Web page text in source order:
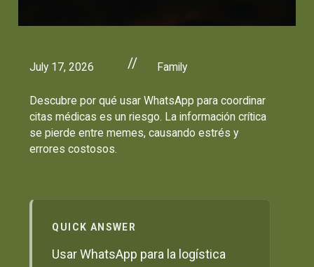
July 17, 2026 // Family
Descubre por qué usar WhatsApp para coordinar
citas médicas es un riesgo. La información crítica
se pierde entre memes, causando estrés y
errores costosos.
QUICK ANSWER
Usar WhatsApp para la logística